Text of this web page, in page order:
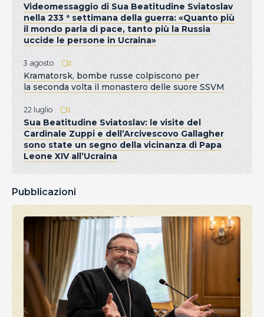
Videomessaggio di Sua Beatitudine Sviatoslav
nella 233 ª settimana della guerra: «Quanto più
il mondo parla di pace, tanto più la Russia
uccide le persone in Ucraina»
3 agosto
Kramatorsk, bombe russe colpiscono per
la seconda volta il monastero delle suore SSVM
22 luglio
Sua Beatitudine Sviatoslav: le visite del
Cardinale Zuppi e dell’Arcivescovo Gallagher
sono state un segno della vicinanza di Papa
Leone XIV all’Ucraina
Pubblicazioni